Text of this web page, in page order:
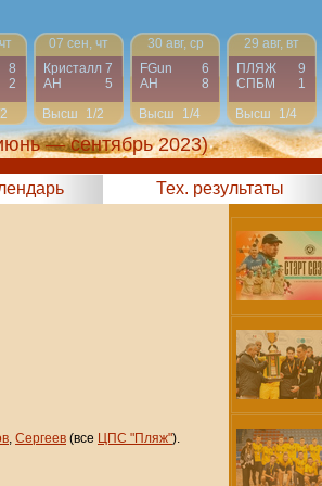
8
2
07 сен, чт
Кристалл 7
АН
5
Высш
1/2
30 авг, ср
FGun
6
АН
8
Высш
1/4
29 авг, вт
ПЛЯЖ
9
СПБМ
1
Высш
1/4
— сентябрь 2023)
Тех. результаты
, Сергеев (все ЦПС "Пляж").